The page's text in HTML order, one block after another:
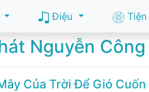
Điệu Tiện
Nguyễn
Của Trời Để Gió Cuốn